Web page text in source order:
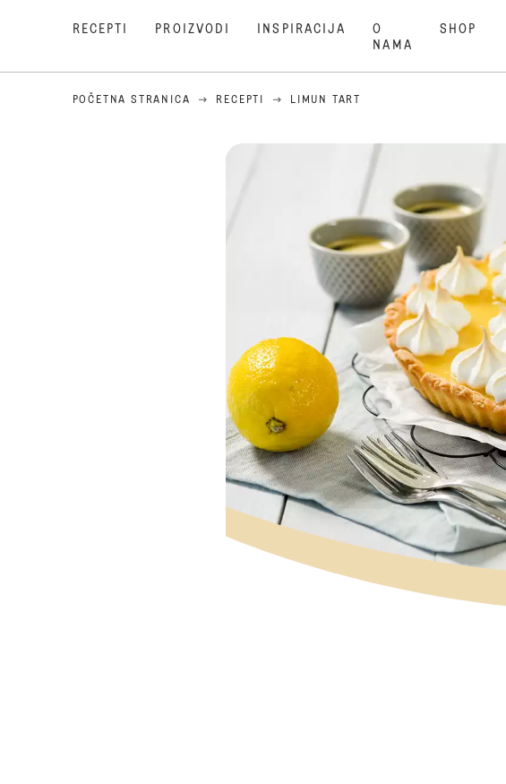
RECEPTI PROIZVODI INSPIRACIJA
O
NAMA
SHOP
POČETNA STRANICA RECEPTI LIMUN TART